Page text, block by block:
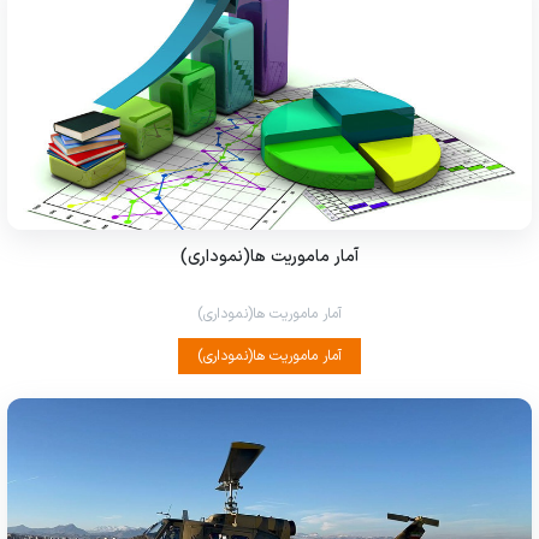
آمار ماموریت ها(نموداری)
آمار ماموریت ها(نموداری)
آمار ماموریت ها(نموداری)